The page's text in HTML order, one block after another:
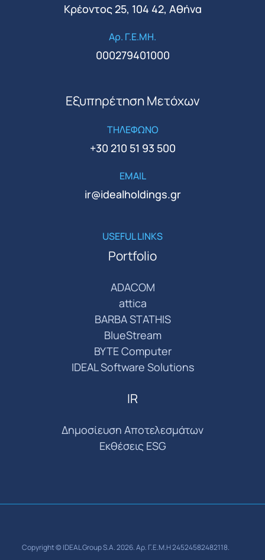
Κρέοντος 25, 104 42, Αθήνα
Αρ. Γ.Ε.ΜΗ.
000279401000
Εξυπηρέτηση Μετόχων
ΤΗΛΕΦΩΝΟ
+30 210 51 93 500
EMAIL
ir@idealholdings.gr
USEFUL LINKS
Portfolio
ADACOM
attica
BARBA STATHIS
BlueStream
BYTE Computer
IDEAL Software Solutions
IR
Δημοσίευση Αποτελεσμάτων
Εκθέσεις ESG
Copyright © IDEAL Group S.A. 2026. Αρ. Γ.Ε.Μ.Η 24524582482118.